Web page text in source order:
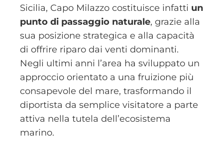
Sicilia, Capo Milazzo costituisce infatti un
punto di passaggio naturale, grazie alla
sua posizione strategica e alla capacità
di offrire riparo dai venti dominanti.
Negli ultimi anni l’area ha sviluppato un
approccio orientato a una fruizione più
consapevole del mare, trasformando il
diportista da semplice visitatore a parte
attiva nella tutela dell’ecosistema
marino.